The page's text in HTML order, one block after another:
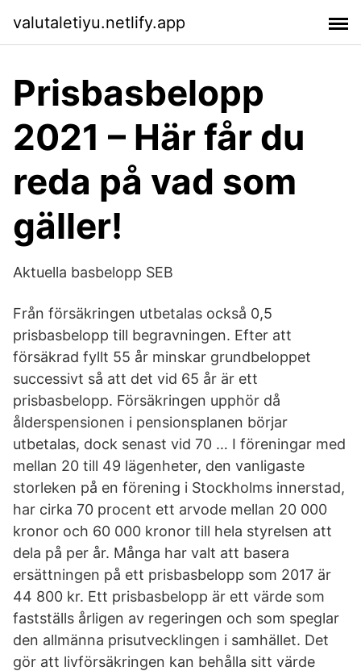
valutaletiyu.netlify.app
Prisbasbelopp
2021 – Här får du
reda på vad som
gäller!
Aktuella basbelopp SEB
Från försäkringen utbetalas också 0,5
prisbasbelopp till begravningen. Efter att
försäkrad fyllt 55 år minskar grundbeloppet
successivt så att det vid 65 år är ett
prisbasbelopp. Försäkringen upphör då
ålderspensionen i pensionsplanen börjar
utbetalas, dock senast vid 70 … I föreningar med
mellan 20 till 49 lägenheter, den vanligaste
storleken på en förening i Stockholms innerstad,
har cirka 70 procent ett arvode mellan 20 000
kronor och 60 000 kronor till hela styrelsen att
dela på per år. Många har valt att basera
ersättningen på ett prisbasbelopp som 2017 är
44 800 kr. Ett prisbasbelopp är ett värde som
fastställs årligen av regeringen och som speglar
den allmänna prisutvecklingen i samhället. Det
gör att livförsäkringen kan behålla sitt värde